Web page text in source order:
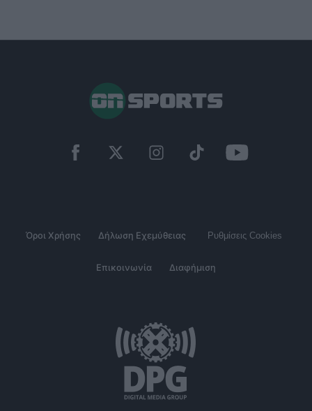
Όροι Χρήσης Δήλωση Εχεμύθειας Ρυθμίσεις Cookies
Επικοινωνία Διαφήμιση